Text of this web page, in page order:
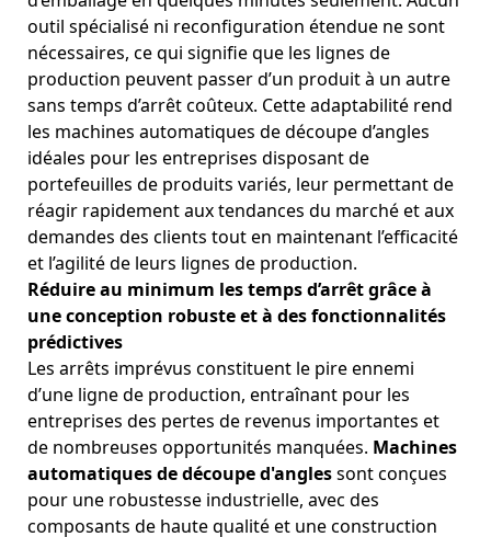
outil spécialisé ni reconfiguration étendue ne sont
nécessaires, ce qui signifie que les lignes de
production peuvent passer d’un produit à un autre
sans temps d’arrêt coûteux. Cette adaptabilité rend
les machines automatiques de découpe d’angles
idéales pour les entreprises disposant de
portefeuilles de produits variés, leur permettant de
réagir rapidement aux tendances du marché et aux
demandes des clients tout en maintenant l’efficacité
et l’agilité de leurs lignes de production.
Réduire au minimum les temps d’arrêt grâce à
une conception robuste et à des fonctionnalités
prédictives
Les arrêts imprévus constituent le pire ennemi
d’une ligne de production, entraînant pour les
entreprises des pertes de revenus importantes et
de nombreuses opportunités manquées. Machines
automatiques de découpe d'anglessont conçues
pour une robustesse industrielle, avec des
composants de haute qualité et une construction